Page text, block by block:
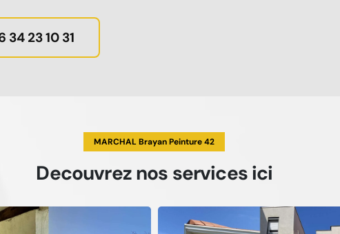
34 23 10 31
MARCHAL Brayan Peinture 42
Decouvreznos servicesici